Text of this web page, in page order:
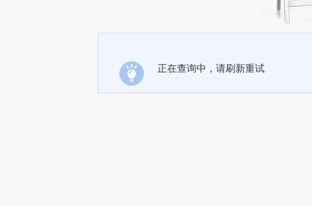
正在查询中，请刷新重试